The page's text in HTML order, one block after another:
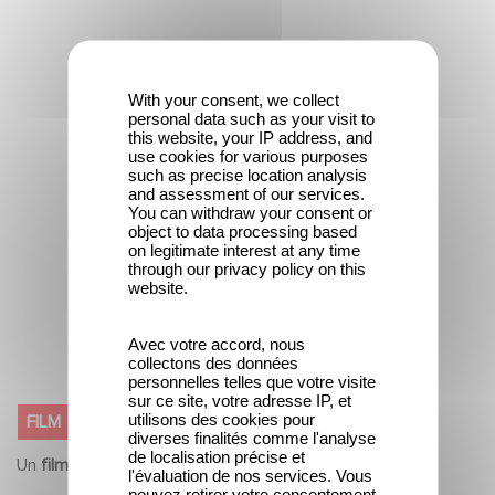
FILM LE MYSTÈRE HENRI PICK
Un film Rémi BEZANÇON
With your consent, we collect
personal data such as your visit to
this website, your IP address, and
use cookies for various purposes
such as precise location analysis
and assessment of our services.
You can withdraw your consent or
object to data processing based
on legitimate interest at any time
through our privacy policy on this
website.
Avec votre accord, nous
collectons des données
personnelles telles que votre visite
sur ce site, votre adresse IP, et
utilisons des cookies pour
diverses finalités comme l'analyse
de localisation précise et
l'évaluation de nos services. Vous